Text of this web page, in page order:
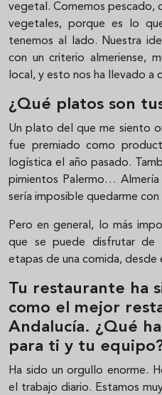
vegetal. Comemos pescado,
vegetales, porque es lo
tenemos al lado. Nuestra
con un criterio almeriense,
local, y esto nos ha llevado a
¿Qué platos son
Un plato del que me siento
fue premiado como
logística el año pasado.
pimientos Palermo…
sería imposible quedarme
Pero en general, lo más
que se puede disfrutar de
etapas de una comida, desde
Tu restaurante ha
como el mejor
Andalucía. ¿Qué
para ti y tu
Ha sido un orgullo enorme.
el trabajo diario. Estamos